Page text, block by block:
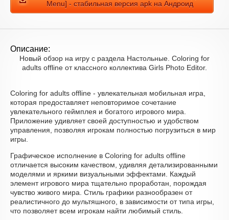
Menu] - стабильная версия apk на Андроид
Описание:
Новый обзор на игру с раздела Настольные. Coloring for
adults offline от классного коллектива Girls Photo Editor.
Coloring for adults offline - увлекательная мобильная игра,
которая предоставляет неповторимое сочетание
увлекательного геймплея и богатого игрового мира.
Приложение удивляет своей доступностью и удобством
управления, позволяя игрокам полностью погрузиться в мир
игры.
Графическое исполнение в Coloring for adults offline
отличается высоким качеством, удивляя детализированными
моделями и яркими визуальными эффектами. Каждый
элемент игрового мира тщательно проработан, порождая
чувство живого мира. Стиль графики разнообразен от
реалистичного до мультяшного, в зависимости от типа игры,
что позволяет всем игрокам найти любимый стиль.